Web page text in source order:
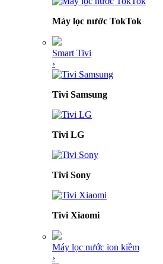
Máy lọc nước TokTok
Smart Tivi
›
Tivi Samsung
Tivi LG
Tivi Sony
Tivi Xiaomi
Máy lọc nước ion kiềm
›